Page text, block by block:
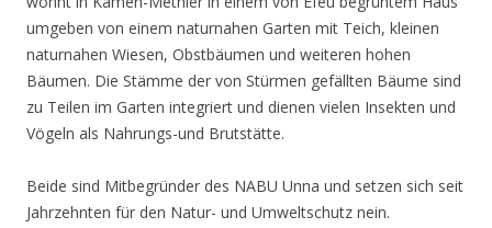
umgeben von einem naturnahen Garten mit Teich, kleinen
naturnahen Wiesen, Obstbäumen und weiteren hohen
Bäumen. Die Stämme der von Stürmen gefällten Bäume sind
zu Teilen im Garten integriert und dienen vielen Insekten und
Vögeln als Nahrungs-und Brutstätte.
Beide sind Mitbegründer des NABU Unna und setzen sich seit
Jahrzehnten für den Natur- und Umweltschutz nein.